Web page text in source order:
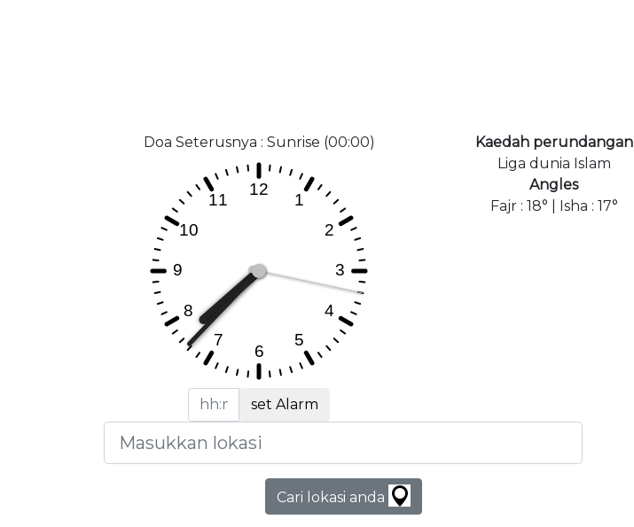
Doa Seterusnya : Sunrise (00:00)
set Alarm
Kaedah perundangan
Liga dunia Islam
Angles
Fajr : 18° | Isha : 17°
Cari lokasi anda